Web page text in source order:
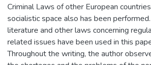
Criminal Laws of other European
socialistic space also has been
literature and other laws concerning
related issues have been used in this
Throughout the writing, the author